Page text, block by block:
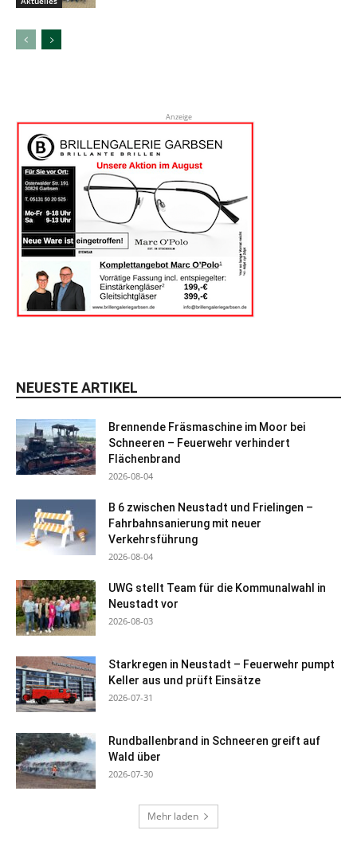
Anzeige
NEUESTE ARTIKEL
Brennende Fräsmaschine im Moor bei
Schneeren – Feuerwehr verhindert
Flächenbrand
2026-08-04
B 6 zwischen Neustadt und Frielingen –
Fahrbahnsanierung mit neuer
Verkehrsführung
2026-08-04
UWG stellt Team für die Kommunalwahl in
Neustadt vor
2026-08-03
Starkregen in Neustadt – Feuerwehr pumpt
Keller aus und prüft Einsätze
2026-07-31
Rundballenbrand in Schneeren greift auf
Wald über
2026-07-30
Mehr laden